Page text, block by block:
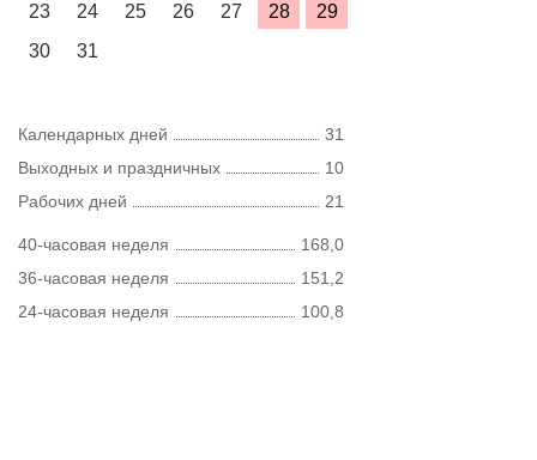
23
24 25 26 27 28
29
30
31
Календарных дней
31
Выходных и праздничных
10
Рабочих дней
21
40-часовая неделя
168,0
36-часовая неделя
151,2
24-часовая неделя
100,8